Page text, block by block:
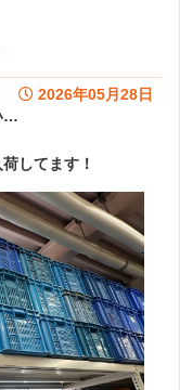
2026年05月28日
…
してます！